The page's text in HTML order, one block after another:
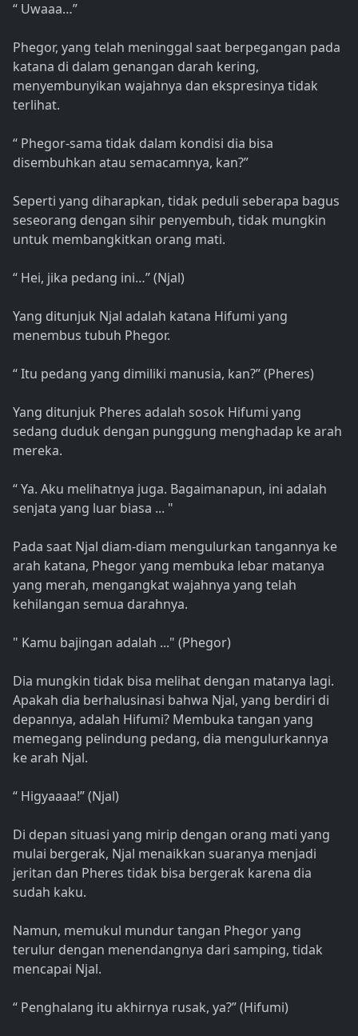
“ Uwaaa…”
Phegor, yang telah meninggal saat berpegangan pada
katana di dalam genangan darah kering,
menyembunyikan wajahnya dan ekspresinya tidak
terlihat.
“ Phegor-sama tidak dalam kondisi dia bisa
disembuhkan atau semacamnya, kan?”
Seperti yang diharapkan, tidak peduli seberapa bagus
seseorang dengan sihir penyembuh, tidak mungkin
untuk membangkitkan orang mati.
“ Hei, jika pedang ini…” (Njal)
Yang ditunjuk Njal adalah katana Hifumi yang
menembus tubuh Phegor.
“ Itu pedang yang dimiliki manusia, kan?” (Pheres)
Yang ditunjuk Pheres adalah sosok Hifumi yang
sedang duduk dengan punggung menghadap ke arah
mereka.
“ Ya. Aku melihatnya juga. Bagaimanapun, ini adalah
senjata yang luar biasa ... "
Pada saat Njal diam-diam mengulurkan tangannya ke
arah katana, Phegor yang membuka lebar matanya
yang merah, mengangkat wajahnya yang telah
kehilangan semua darahnya.
" Kamu bajingan adalah ..." (Phegor)
Dia mungkin tidak bisa melihat dengan matanya lagi.
Apakah dia berhalusinasi bahwa Njal, yang berdiri di
depannya, adalah Hifumi? Membuka tangan yang
memegang pelindung pedang, dia mengulurkannya
ke arah Njal.
“ Higyaaaa!” (Njal)
Di depan situasi yang mirip dengan orang mati yang
mulai bergerak, Njal menaikkan suaranya menjadi
jeritan dan Pheres tidak bisa bergerak karena dia
sudah kaku.
Namun, memukul mundur tangan Phegor yang
terulur dengan menendangnya dari samping, tidak
mencapai Njal.
“ Penghalang itu akhirnya rusak, ya?” (Hifumi)